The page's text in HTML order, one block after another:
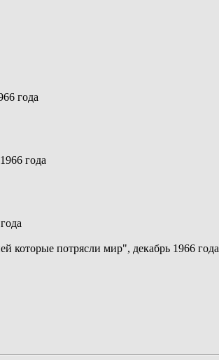
года
года
которые потрясли мир", декабрь 1966 года